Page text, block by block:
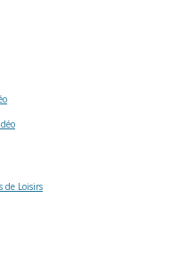
de Loisirs